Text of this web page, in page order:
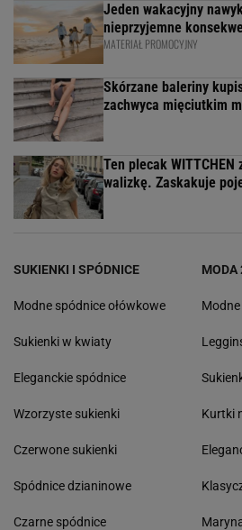
Jeden wakacyjny
nieprzyjemne
MATERIAŁ PROMOCYJNY
Skórzane baleriny
zachwyca mięciutkim
Ten plecak WITTCHEN
walizkę. Zaskakuje
SUKIENKI I SPÓDNICE
Modne spódnice ołówkowe
Sukienki w kwiaty
Eleganckie spódnice
Wzorzyste sukienki
Czerwone sukienki
Spódnice dzianinowe
Czarne spódnice
MODA
Kurtki